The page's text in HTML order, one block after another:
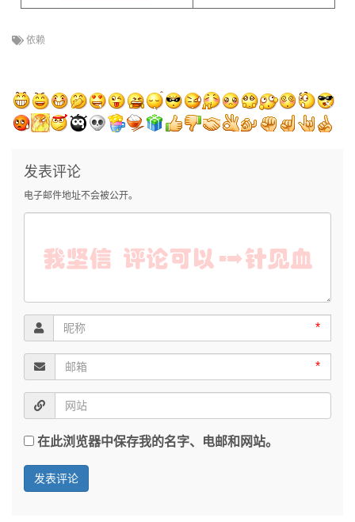
依赖
发表评论
电子邮件地址不会被公开。
*
*
在此浏览器中保存我的名字、电邮和网站。